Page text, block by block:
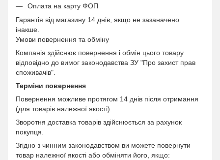
Оплата на карту ФОП
Гарантія від магазину 14 днів, якщо не зазаначено
інакше.
Умови повернення та обміну
Компанія здійснює повернення і обмін цього товару
відповідно до вимог законодавства ЗУ "Про захист прав
споживачів".
Терміни повернення
Повернення можливе протягом 14 днів після отримання
(для товарів належної якості).
Зворотня доставка товарів здійснюється за рахунок
покупця.
Згідно з чинним законодавством ви можете повернути
товар належної якості або обміняти його, якщо: